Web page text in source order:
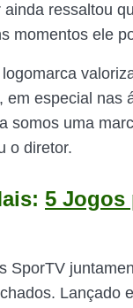
ainda ressaltou
momentos ele
logomarca
em especial nas
somos uma
o diretor.
5 Jogos
SporTV
Lançado